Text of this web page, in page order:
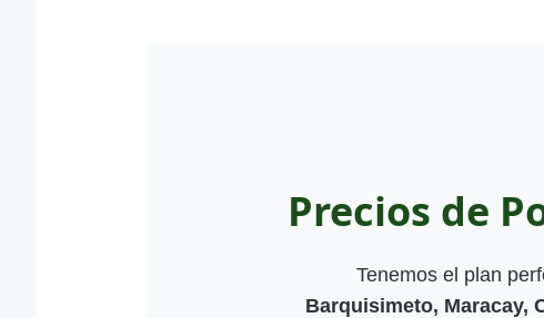
Precios de
Tenemos el plan
Barquisimeto, Maracay,